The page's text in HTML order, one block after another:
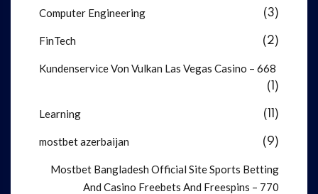
Computer Engineering (3)
FinTech (2)
Kundenservice Von Vulkan Las Vegas Casino – 668
(1)
Learning (11)
mostbet azerbaijan (9)
Mostbet Bangladesh Official Site Sports Betting
And Casino Freebets And Freespins – 770